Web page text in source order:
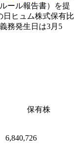
ール報告書）を提
日ヒュム株式保有比
務発生日は3月5
） 保有株